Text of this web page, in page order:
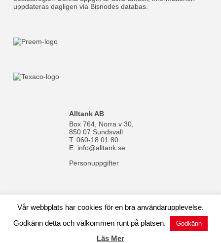
Alltank AB
Box 764, Norra v 30,
850 07 Sundsvall
T: 060-18 01 80
E: info@alltank.se
Personuppgifter
© 1970-2024 Alltank AB |Cookies| Av:WebMate
Vår webbplats har cookies för en bra användarupplevelse.
Godkänn detta och välkommen runt på platsen.
Godkänn
Läs Mer